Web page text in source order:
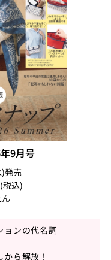
9月号
発売
税込)
ョンの代名詞
ら解放！